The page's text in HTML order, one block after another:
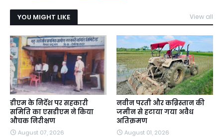
YOU MIGHT LIKE View all
डीएम के निर्देश पर सहकारी
समिति का एसडीएम ने किया
औचक निरीक्षण
August 07, 2026
नवीन परती और कब्रिस्तान की
जमीन से हटाया गया अवैध
अतिक्रमण
August 01, 2026